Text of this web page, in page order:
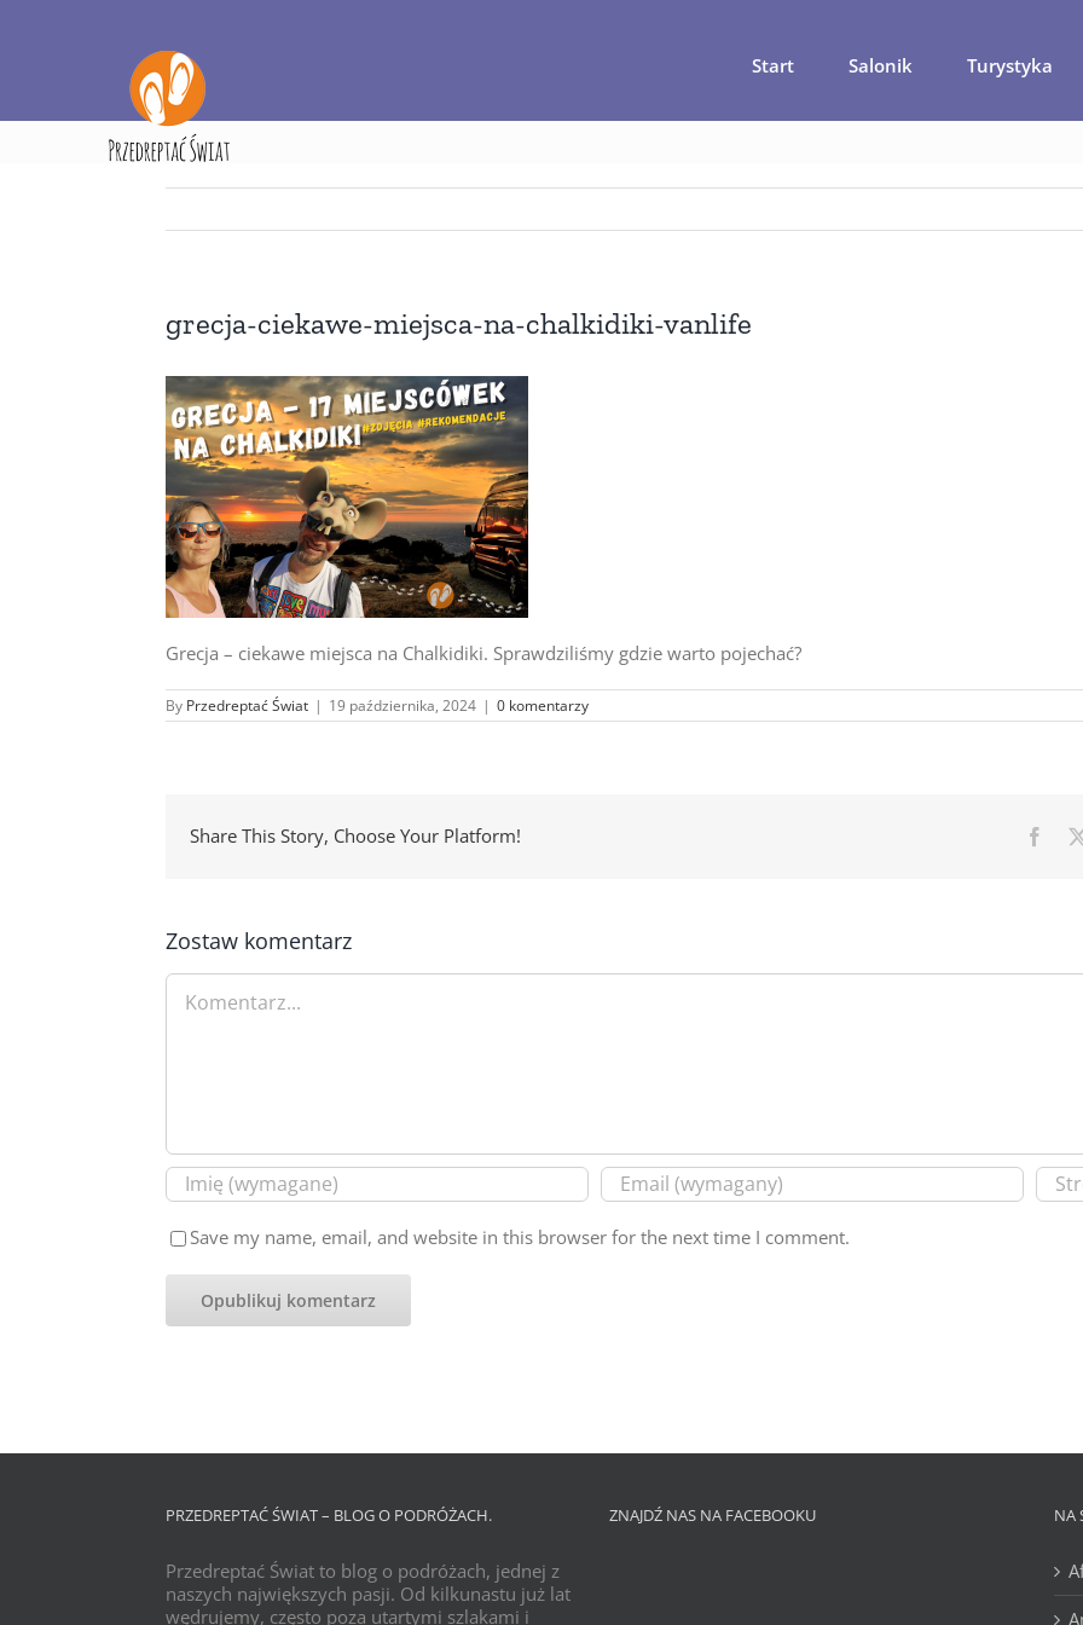
Start Salonik Turystyka
grecja-
grecja-ciekawe-miejsca-na-chalkidiki-vanlife
Grecja – ciekawe miejsca na Chalkidiki. Sprawdziliśmy gdzie warto pojechać?
By Przedreptać Świat | 19 października, 2024 | 0 komentarzy
Share This Story, Choose Your Platform!
Zostaw komentarz
Comment
Save my name, email, and website in this browser for the next time I comment.
PRZEDREPTAĆ ŚWIAT – BLOG O PODRÓŻACH.
Przedreptać Świat to blog o podróżach, jednej z
naszych największych pasji. Od kilkunastu już lat
wędrujemy, często poza utartymi szlakami i
ZNAJDŹ NAS NA FACEBOOKU NA